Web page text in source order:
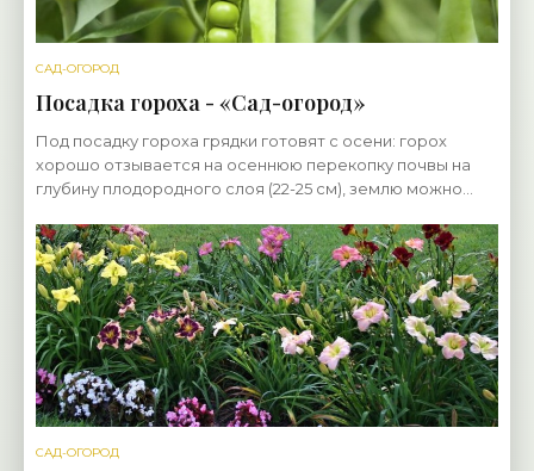
САД-ОГОРОД
Посадка гороха - «Сад-огород»
Под посадку гороха грядки готовят с осени: горох
хорошо отзывается на осеннюю перекопку почвы на
глубину плодородного слоя (22-25 см), землю можно
САД-ОГОРОД